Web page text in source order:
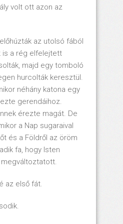
volt ott azon az
az utolsó fából
is a rég elfelejtett
majd egy tomboló
hurcolták keresztül.
néhány katona egy
gerendáihoz.
érezte magát. De
a Nap sugaraival
és a Földről az öröm
fa, hogy Isten
az első fát.